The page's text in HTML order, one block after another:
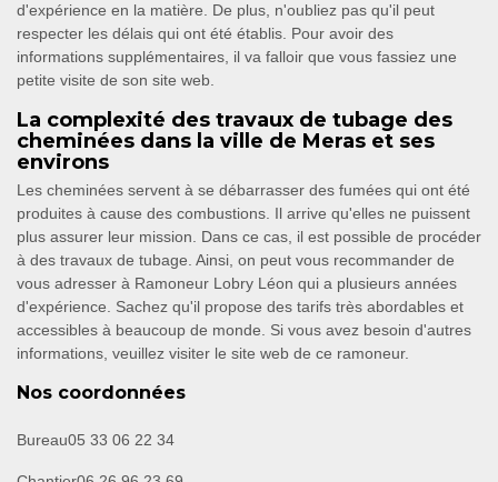
d'expérience en la matière. De plus, n'oubliez pas qu'il peut
respecter les délais qui ont été établis. Pour avoir des
informations supplémentaires, il va falloir que vous fassiez une
petite visite de son site web.
La complexité des travaux de tubage des
cheminées dans la ville de Meras et ses
environs
Les cheminées servent à se débarrasser des fumées qui ont été
produites à cause des combustions. Il arrive qu'elles ne puissent
plus assurer leur mission. Dans ce cas, il est possible de procéder
à des travaux de tubage. Ainsi, on peut vous recommander de
vous adresser à Ramoneur Lobry Léon qui a plusieurs années
d'expérience. Sachez qu'il propose des tarifs très abordables et
accessibles à beaucoup de monde. Si vous avez besoin d'autres
informations, veuillez visiter le site web de ce ramoneur.
Nos coordonnées
Bureau05 33 06 22 34